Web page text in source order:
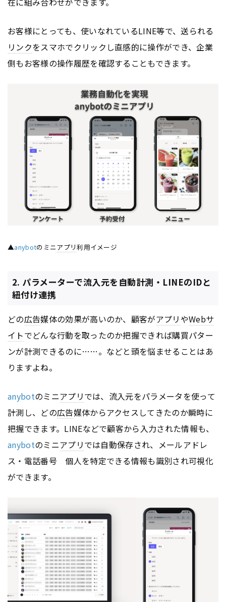
お客様にとっても、使いなれているLINE等で、送られる
リンクをスマホでクリックし直感的に操作ができ、企業
側もお客様の操作履歴を確認することもできます。
▲anybotのミニアプリ利用イメージ
2. パラメーターで流入元を自動計測・LINEのIDと
紐付け連携
どの広告媒体の効果が高いのか、顧客がアプリやWebサ
イトでどんな行動を取ったのか把握できれば購買パター
ンが計測できるのに……。などと頭を悩ませることはあ
りますよね。
anybotのミニアプリでは、流入元をパラメータを使って
計測し、どの広告媒体からアクセスしてきたのか瞬時に
把握できます。LINEなどで顧客から入力された情報も、
anybotのミニアプリでは自動保存され、メールアドレ
ス・電話番号 個人を特定できる情報も識別され可視化
ができます。